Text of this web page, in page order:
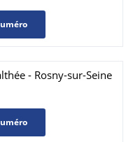
- Rosny-sur-Seine